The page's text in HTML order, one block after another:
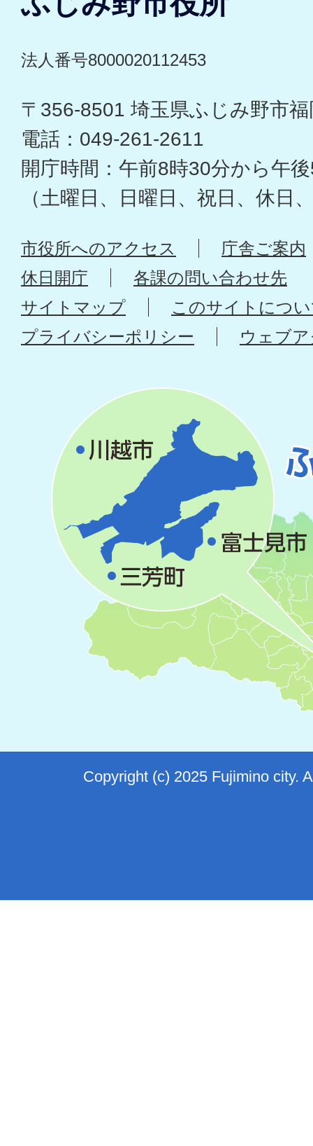
法人番号8000020112453
〒356-8501 埼玉県ふじみ野市
電話：049-261-2611
開庁時間：午前8時30分から午
（土曜日、日曜日、祝日、休日
市役所へのアクセス
庁舎ご案内
休日開庁
各課の問い合わせ先
サイトマップ
このサイトにつ
プライバシーポリシー
ウェブ
Copyright (c) 2025 Fujimino city.